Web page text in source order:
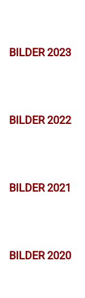
BILDER 2023
BILDER 2022
BILDER 2021
BILDER 2020